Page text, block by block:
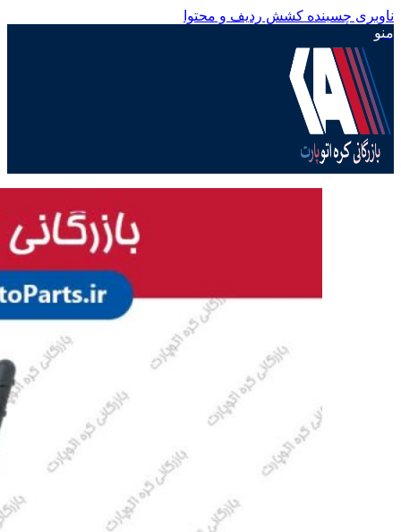
ناوبری چسبنده کشش ردیف و محتوا
منو